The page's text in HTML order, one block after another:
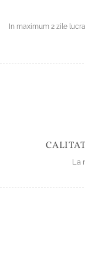
In maximum 2 zile
La